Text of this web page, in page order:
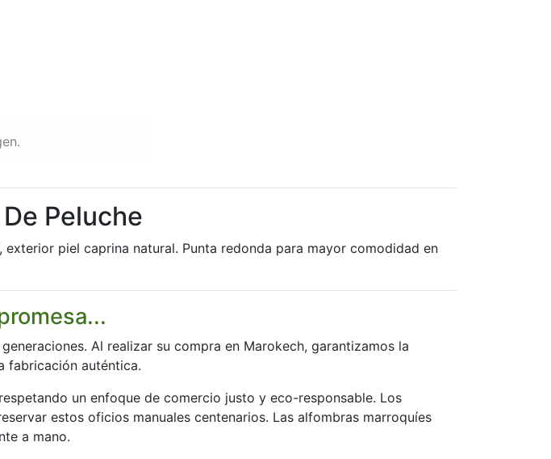
Peluche
piel caprina natural. Punta redonda para mayor comodidad en
Al realizar su compra en Marokech, garantizamos la
fabricación auténtica.
un enfoque de comercio justo y eco-responsable. Los
estos oficios manuales centenarios. Las alfombras marroquíes
a mano.